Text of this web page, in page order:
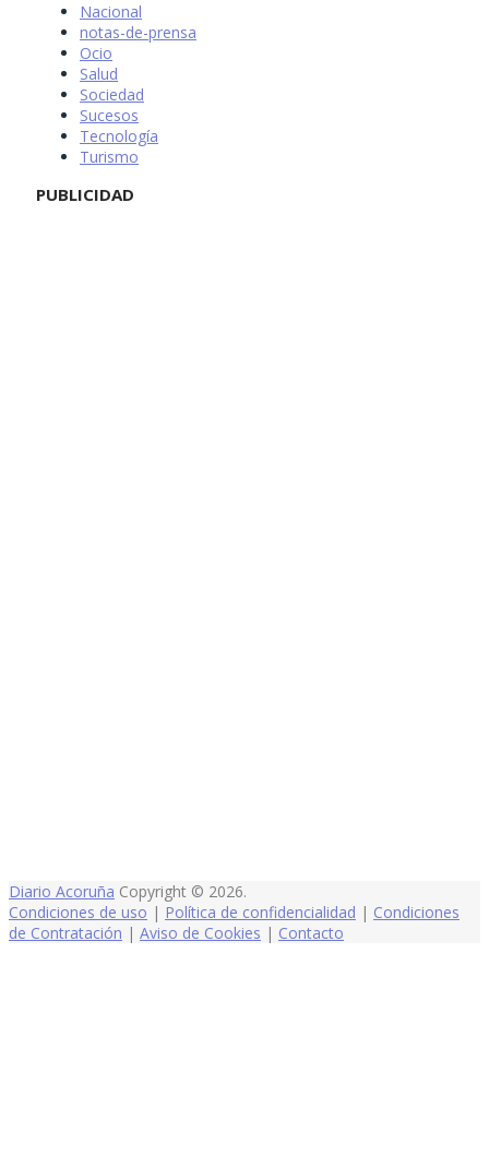
Nacional
notas-de-prensa
Ocio
Salud
Sociedad
Sucesos
Tecnología
Turismo
PUBLICIDAD
Diario Acoruña Copyright © 2026.
Condiciones de uso | Política de confidencialidad | Condiciones
de Contratación | Aviso de Cookies | Contacto